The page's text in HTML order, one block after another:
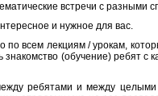
встречи с
и нужное для вас.
по всем лекциям / урокам,
(обучение) ребят с
ребятами и между целыми